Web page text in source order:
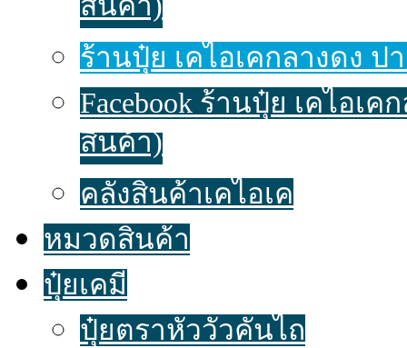
สินค้า)
ร้านปุ๋ย เคไอเคกลางดง
Facebook ร้านปุ๋ย เคไอเ
สินค้า)
คลังสินค้าเคไอเค
หมวดสินค้า
ปุ๋ยเคมี
ปุ๋ยตราหัววัวคันไถ